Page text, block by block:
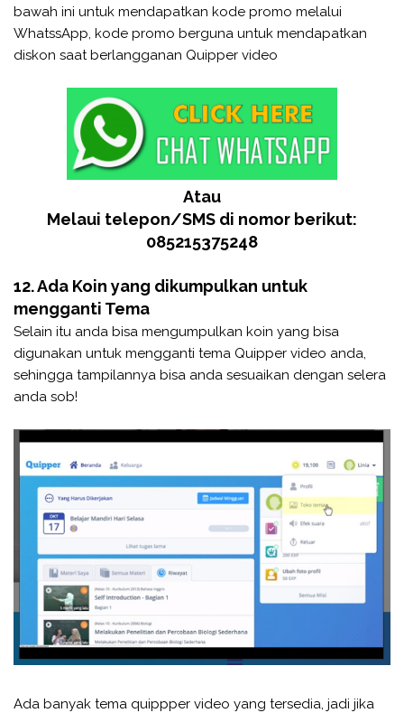
bawah ini untuk mendapatkan kode promo melalui
WhatssApp, kode promo berguna untuk mendapatkan
diskon saat berlangganan Quipper video
Atau
Melaui telepon/SMS di nomor berikut:
085215375248
12. Ada Koin yang dikumpulkan untuk
mengganti Tema
Selain itu anda bisa mengumpulkan koin yang bisa
digunakan untuk mengganti tema Quipper video anda,
sehingga tampilannya bisa anda sesuaikan dengan selera
anda sob!
Ada banyak tema quippper video yang tersedia, jadi jika